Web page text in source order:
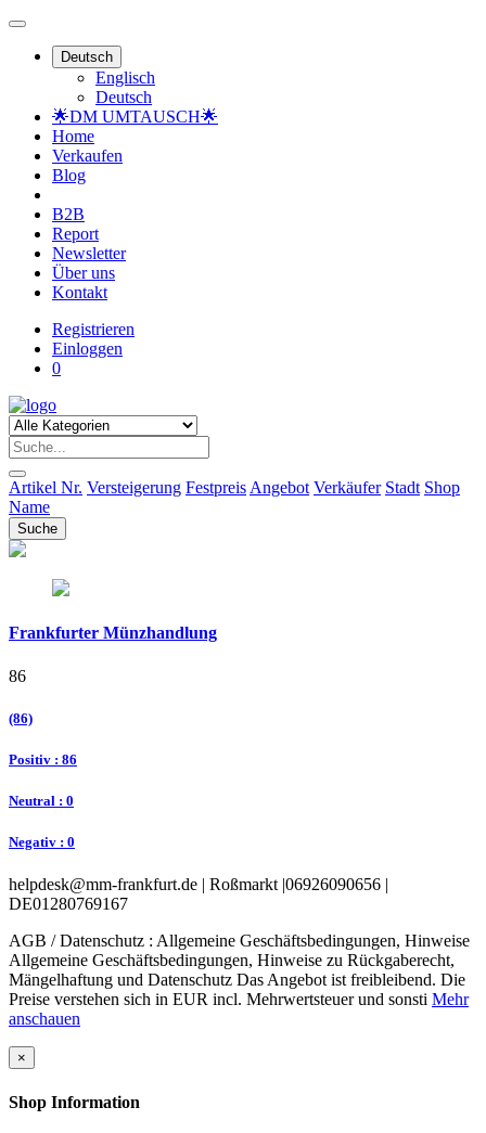
Deutsch
Englisch
Deutsch
🌟DM UMTAUSCH🌟
Home
Verkaufen
Blog
B2B
Report
Newsletter
Über uns
Kontakt
Registrieren
Einloggen
0
Artikel Nr. Versteigerung Festpreis Angebot Verkäufer Stadt Shop
Name
Frankfurter Münzhandlung
86
(86)
Positiv : 86
Neutral : 0
Negativ : 0
helpdesk@mm-frankfurt.de | Roßmarkt |06926090656 |
DE01280769167
AGB / Datenschutz : Allgemeine Geschäftsbedingungen, Hinweise
Allgemeine Geschäftsbedingungen, Hinweise zu Rückgaberecht,
Mängelhaftung und Datenschutz Das Angebot ist freibleibend. Die
Preise verstehen sich in EUR incl. Mehrwertsteuer und sonsti Mehr
anschauen
×
Shop Information